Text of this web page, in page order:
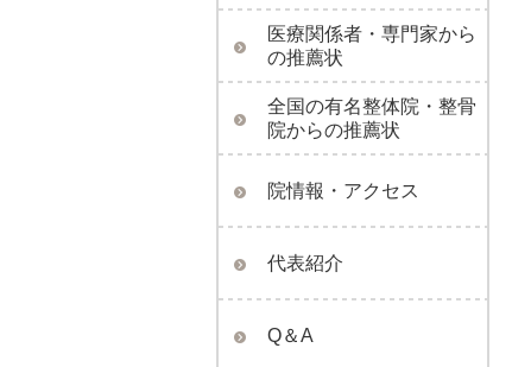
医療関係者・専門家から
の推薦状
全国の有名整体院・整骨
院からの推薦状
院情報・アクセス
代表紹介
Q＆A